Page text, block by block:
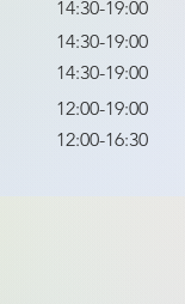
14:30-19:00
14:30-19:00
14:30-19:00
12:00-19:00
12:00-16:30